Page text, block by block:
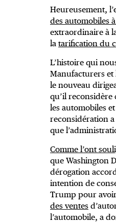
Heureusement,
des automobiles
extraordinaire à
la tarification du
L’histoire qui
Manufacturers et
le nouveau
qu’il reconsidère
les automobiles
reconsidération a
que
Comme l’ont
que Washington
dérogation
intention de
Trump pour
des ventes
l’automobile, a